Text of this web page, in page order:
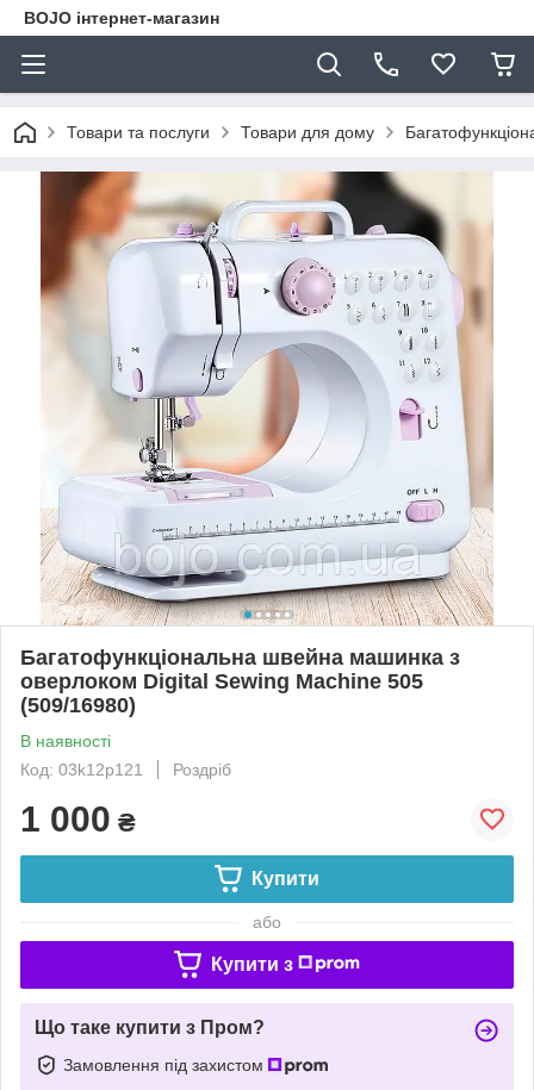
BOJO інтернет-магазин
Товари та послуги Товари для дому
Багатофункціональна швейна машинка з
оверлоком Digital Sewing Machine 505
(509/16980)
В наявності
Код: 03k12p121
Роздріб
1 000 ₴
Купити
або
Купити з
Що таке купити з Пром?
Замовлення під захистом